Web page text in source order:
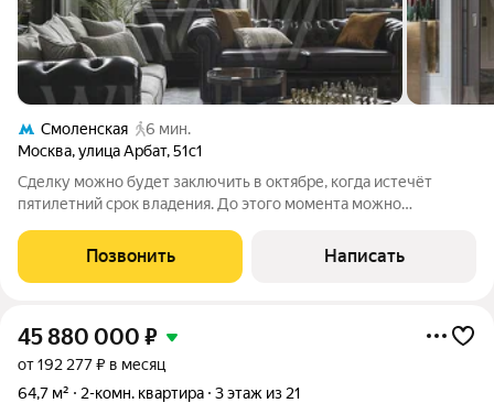
Смоленская
6 мин.
Москва,улица Арбат,51с1
Сделку можно будет заключить в октябре, когда истечёт
пятилетний срок владения. До этого момента можно
квартира с двумя спальнями и большой гостиной в Доходном
доме Панюшева на Арбате, в историческом
Позвонить Написать
45 880 000 ₽
от 192 277 ₽ в месяц
64,7 м²
2-комн. квартира 3 этаж из 21